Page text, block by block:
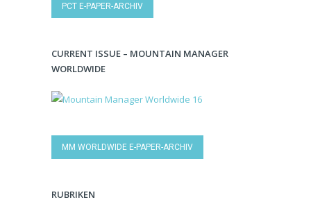
PCT E-PAPER-ARCHIV
CURRENT ISSUE – MOUNTAIN MANAGER
WORLDWIDE
MM WORLDWIDE E-PAPER-ARCHIV
RUBRIKEN